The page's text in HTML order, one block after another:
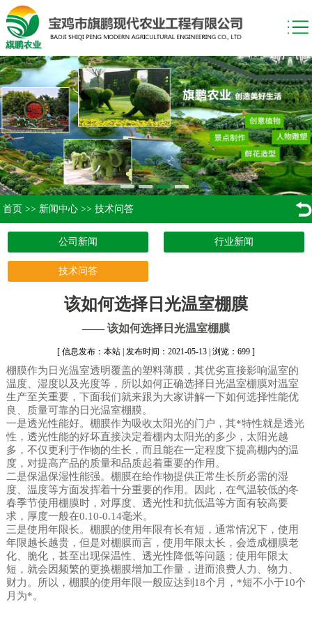
首页 >> 新闻中心 >> 技术问答
公司新闻 行业新闻
技术问答
该如何选择日光温室棚膜
—— 该如何选择日光温室棚膜
[ 信息发布：本站 | 发布时间：2021-05-13 | 浏览：699 ]
棚膜作为日光温室透明覆盖的塑料薄膜，其优劣直接影响温室的
温度、湿度以及光度等，所以如何正确选择日光温室棚膜对温室
生产至关重要，下面我们就来跟为大家讲解一下如何选择性能优
良、质量可靠的日光温室棚膜。
一是透光性能好。棚膜作为吸收太阳光的门户，其*特性就是透光
性，透光性能的好坏直接决定着棚内太阳光的多少，太阳光越
多，不仅更利于作物的生长，而且能在一定程度下提高棚内的温
度，对提高产品的质量和品质起着重要的作用。
二是保温保湿性能强。棚膜在给作物提供正常生长所必需的湿
度、温度等方面发挥着十分重要的作用。因此，在气温较低的冬
春季节使用棚膜时，对厚度、透光性和抗低温等方面有较高要
求，厚度一般在0.10-0.14毫米。
三是使用年限长。棚膜的使用年限有长有短，通常情况下，使用
年限越长越贵，但是对棚膜而言，使用年限太长，会造成棚膜老
化、脆化，甚至出现保温性、透光性降低等问题；使用年限太
短，就会因频繁的更换棚膜增加工作量，进而浪费人力、物力、
财力。所以，棚膜的使用年限一般应达到18个月，*短不小于10个
月为*。